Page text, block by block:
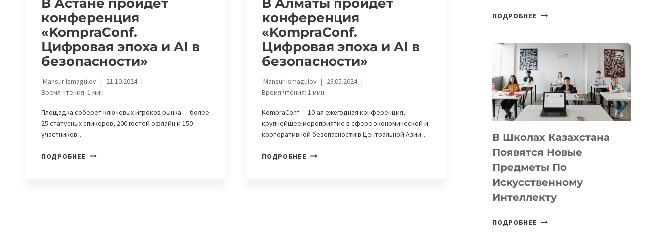
В Астане пройдет
конференция
«KompraConf.
Цифровая эпоха и AI в
безопасности»
Mansur Ismagulov
21.10.2024
Время чтения: 1 мин
Площадка соберет ключевых игроков рынка — более
25 статусных спикеров, 200 гостей офлайн и 150
участников…
ПОДРОБНЕЕ В
В Алматы пройдет
конференция
«KompraConf.
Цифровая эпоха и AI в
безопасности»
Mansur Ismagulov
23.05.2024
Время чтения: 1мин
KompraConf — 10-ая ежегодная конференция,
крупнейшее мероприятие в сфере экономической и
корпоративной безопасности в Центральной Азии…
ПОДРОБНЕЕ В
ПОДРОБНЕЕ ОТКРЫТ
DEAL
VELOCITY
MOST
—
МЕЖДУНАРОДНУЮ
ДЛЯ
ТЕХНОЛОГИЧЕСКИХ
СТАРТАПОВ
В Школах Казахстана
Появятся Новые
Предметы По
Искусственному
Интеллекту
ПОДРОБНЕЕ